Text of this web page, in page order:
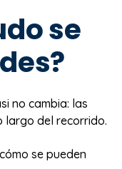
se
no cambia: las
largo del recorrido.
se pueden